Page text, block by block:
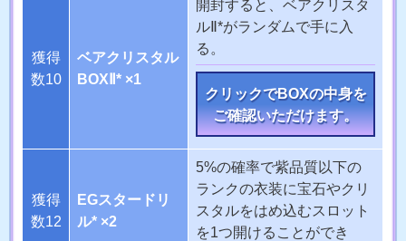
獲得
数10
ベアクリスタル
BOXⅡ* ×1
開封すると、ベアクリスタ
ルⅡ*がランダムで手に入
る。
クリックでBOXの中身を
ご確認いただけます。
獲得
数12
EGスタードリ
ル* ×2
5%の確率で紫品質以下の
ランクの衣装に宝石やクリ
スタルをはめ込むスロット
を1つ開けることができ